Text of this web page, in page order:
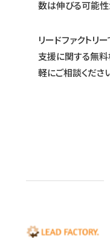
数は伸びる可能性
リードファクトリ
支援に関する無料
軽にご相談くださ